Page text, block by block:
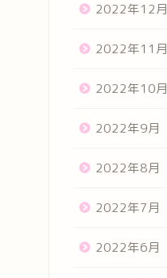
2022年12月
2022年11月
2022年10月
2022年9月
2022年8月
2022年7月
2022年6月